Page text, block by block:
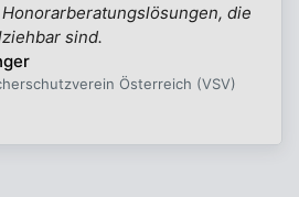
die
sind.
Österreich (VSV)